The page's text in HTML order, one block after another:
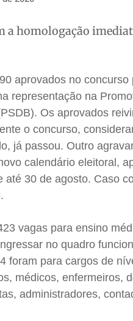
a homologação
aprovados no
representação na
Os aprovados
o concurso,
já passou. Outro
calendário eleitoral,
até 30 de agosto. Caso
vagas para ensino
no quadro
foram para cargos de
médicos, enfermeiros,
administradores,